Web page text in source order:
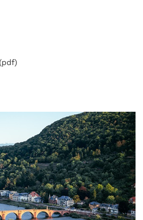
(pdf)